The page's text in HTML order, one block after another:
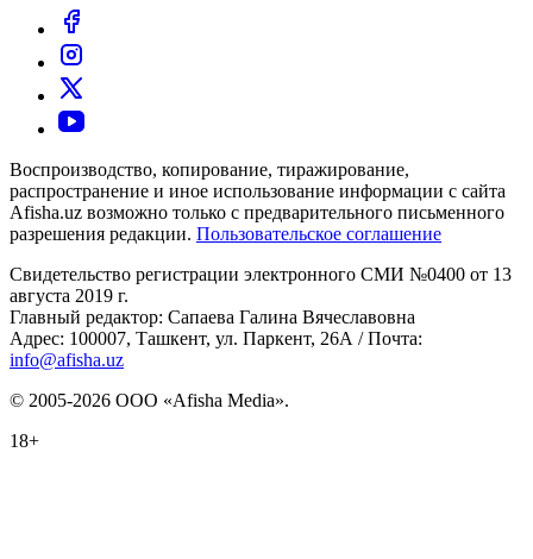
Воспроизводство, копирование, тиражирование,
распространение и иное использование информации с сайта
Afisha.uz возможно только с предварительного письменного
разрешения редакции. Пользовательское соглашение
Свидетельство регистрации электронного СМИ №0400 от 13
августа 2019 г.
Главный редактор: Сапаева Галина Вячеславовна
Адрес: 100007, Ташкент, ул. Паркент, 26А / Почта:
info@afisha.uz
© 2005-2026 ООО «Afisha Media».
18+